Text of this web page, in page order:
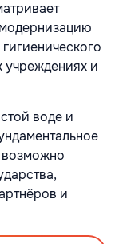
учреждениях и
воде и
и